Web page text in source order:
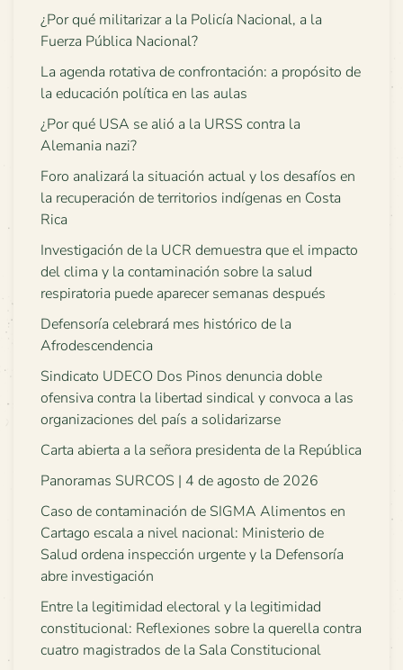
¿Por qué militarizar a la Policía Nacional, a la
Fuerza Pública Nacional?
La agenda rotativa de confrontación: a propósito de
la educación política en las aulas
¿Por qué USA se alió a la URSS contra la
Alemania nazi?
Foro analizará la situación actual y los desafíos en
la recuperación de territorios indígenas en Costa
Rica
Investigación de la UCR demuestra que el impacto
del clima y la contaminación sobre la salud
respiratoria puede aparecer semanas después
Defensoría celebrará mes histórico de la
Afrodescendencia
Sindicato UDECO Dos Pinos denuncia doble
ofensiva contra la libertad sindical y convoca a las
organizaciones del país a solidarizarse
Carta abierta a la señora presidenta de la República
Panoramas SURCOS | 4 de agosto de 2026
Caso de contaminación de SIGMA Alimentos en
Cartago escala a nivel nacional: Ministerio de
Salud ordena inspección urgente y la Defensoría
abre investigación
Entre la legitimidad electoral y la legitimidad
constitucional: Reflexiones sobre la querella contra
cuatro magistrados de la Sala Constitucional